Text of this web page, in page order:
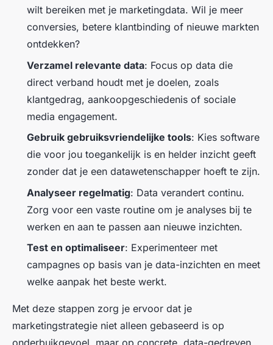
wilt bereiken met je marketingdata. Wil je meer
conversies, betere klantbinding of nieuwe markten
ontdekken?
Verzamel relevante data: Focus op data die
direct verband houdt met je doelen, zoals
klantgedrag, aankoopgeschiedenis of sociale
media engagement.
Gebruik gebruiksvriendelijke tools: Kies software
die voor jou toegankelijk is en helder inzicht geeft
zonder dat je een datawetenschapper hoeft te zijn.
Analyseer regelmatig: Data verandert continu.
Zorg voor een vaste routine om je analyses bij te
werken en aan te passen aan nieuwe inzichten.
Test en optimaliseer: Experimenteer met
campagnes op basis van je data-inzichten en meet
welke aanpak het beste werkt.
Met deze stappen zorg je ervoor dat je
marketingstrategie niet alleen gebaseerd is op
onderbuikgevoel, maar op concrete, data-gedreven